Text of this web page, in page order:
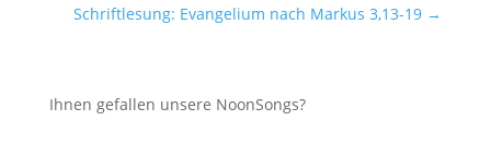
Schriftlesung: Evangelium nach Markus 3,13-19 →
Ihnen gefallen unsere NoonSongs?